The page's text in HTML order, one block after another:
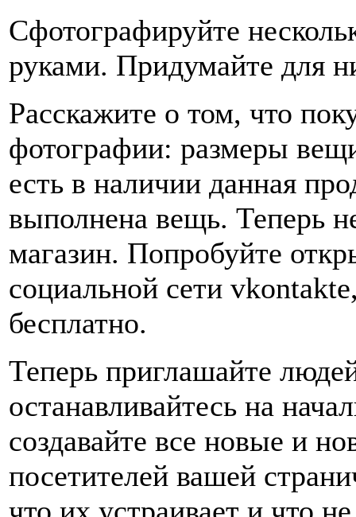
Сфотографируйте
руками. Придумайте для
Расскажите о том, что
фотографии: размеры
есть в наличии данная
выполнена вещь. Теперь
магазин. Попробуйте
социальной сети
бесплатно.
Теперь приглашайте
останавливайтесь на
создавайте все новые и
посетителей вашей